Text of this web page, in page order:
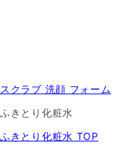
スクラブ 洗顔 フォーム
ふきとり化粧水
ふきとり化粧水 TOP